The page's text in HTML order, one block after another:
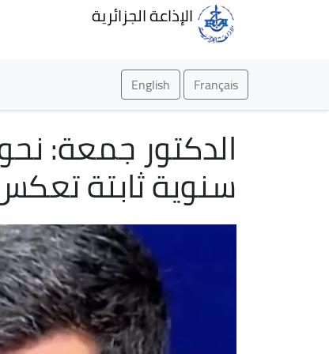
الإذاعة الجزائرية
Français
English
الدكتور جمعة:
سنوية ثابتة